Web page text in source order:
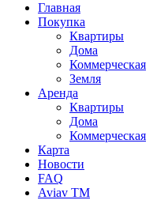
Главная
Покупка
Квартиры
Дома
Коммерческая
Земля
Аренда
Квартиры
Дома
Коммерческая
Карта
Новости
FAQ
Aviav TM